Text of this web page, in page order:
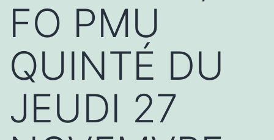
FO PMU
QUINTÉ DU
JEUDI 27